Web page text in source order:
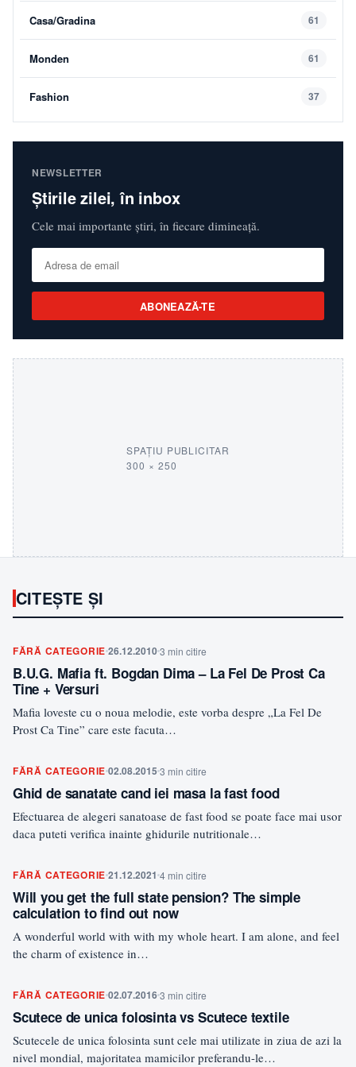
Casa/Gradina 61
Monden 61
Fashion 37
NEWSLETTER
Știrile zilei, în inbox
Cele mai importante știri, în fiecare dimineață.
ABONEAZĂ-TE
SPAȚIU PUBLICITAR
300 × 250
CITEȘTE ȘI
FĂRĂ CATEGORIE26.12.20103 min citire
B.U.G. Mafia ft. Bogdan Dima – La Fel De Prost Ca
Tine + Versuri
Mafia loveste cu o noua melodie, este vorba despre „La Fel De
Prost Ca Tine” care este facuta…
FĂRĂ CATEGORIE02.08.20153 min citire
Ghid de sanatate cand iei masa la fast food
Efectuarea de alegeri sanatoase de fast food se poate face mai usor
daca puteti verifica inainte ghidurile nutritionale…
FĂRĂ CATEGORIE21.12.20214 min citire
Will you get the full state pension? The simple
calculation to find out now
A wonderful world with with my whole heart. I am alone, and feel
the charm of existence in…
FĂRĂ CATEGORIE02.07.20163 min citire
Scutece de unica folosinta vs Scutece textile
Scutecele de unica folosinta sunt cele mai utilizate in ziua de azi la
nivel mondial, majoritatea mamicilor preferandu-le…